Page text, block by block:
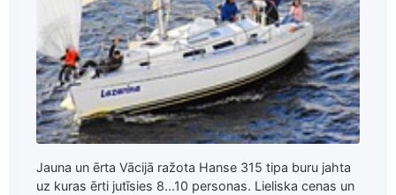
Jauna un ērta Vācijā ražota Hanse 315 tipa buru jahta
uz kuras ērti jutīsies 8...10 personas. Lieliska cenas un